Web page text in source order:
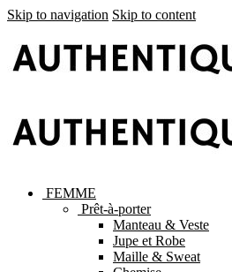
Skip to navigation Skip to content
FEMME
Prêt-à-porter
Manteau & Veste
Jupe et Robe
Maille & Sweat